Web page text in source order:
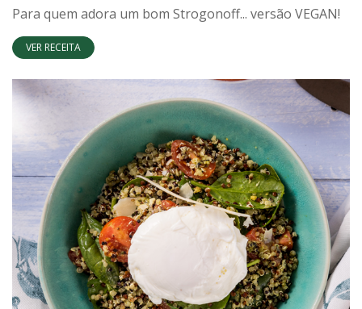
Para quem adora um bom Strogonoff... versão VEGAN!
VER RECEITA